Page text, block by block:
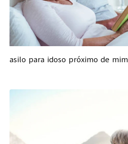
asilo para idoso próximo de mim